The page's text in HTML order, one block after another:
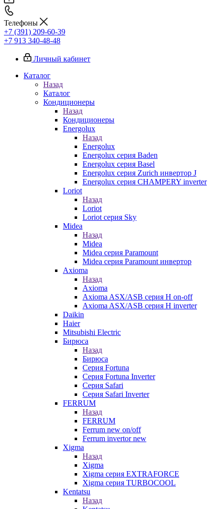
Телефоны
+7 (391) 209-60-39
+7 913 340-48-48
Личный кабинет
Каталог
Назад
Каталог
Кондиционеры
Назад
Кондиционеры
Energolux
Назад
Energolux
Energolux серия Baden
Energolux серия Basel
Energolux серия Zurich инвертор J
Energolux серия CHAMPERY inverter
Loriot
Назад
Loriot
Loriot серия Sky
Midea
Назад
Midea
Midea серия Paramount
Midea серия Paramount инвертор
Axioma
Назад
Axioma
Axioma ASX/ASB серия Н on-off
Axioma ASX/ASB серия Н inverter
Daikin
Haier
Mitsubishi Electric
Бирюса
Назад
Бирюса
Серия Fortuna
Серия Fortuna Inverter
Серия Safari
Серия Safari Inverter
FERRUM
Назад
FERRUM
Ferrum new on/off
Ferrum invertor new
Xigma
Назад
Xigma
Xigma серия EXTRAFORCE
Xigma серия TURBOCOOL
Kentatsu
Назад